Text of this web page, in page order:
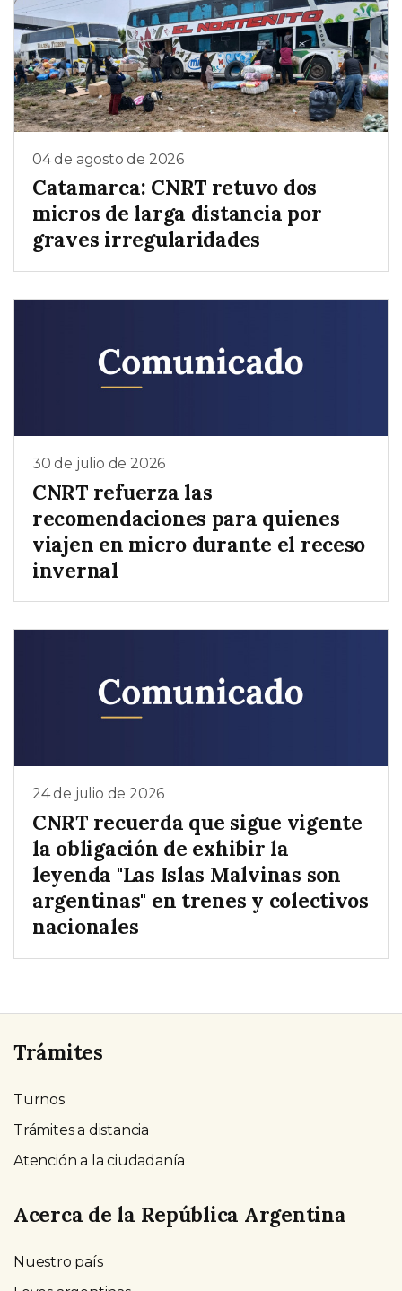
04 de agosto de 2026
Catamarca: CNRT retuvo dos
micros de larga distancia por
graves irregularidades
30 de julio de 2026
CNRT refuerza las
recomendaciones para quienes
viajen en micro durante el receso
invernal
24 de julio de 2026
CNRT recuerda que sigue vigente
la obligación de exhibir la
leyenda "Las Islas Malvinas son
argentinas" en trenes y colectivos
nacionales
Trámites
Turnos
Trámites a distancia
Atención a la ciudadanía
Acerca de la República Argentina
Nuestro país